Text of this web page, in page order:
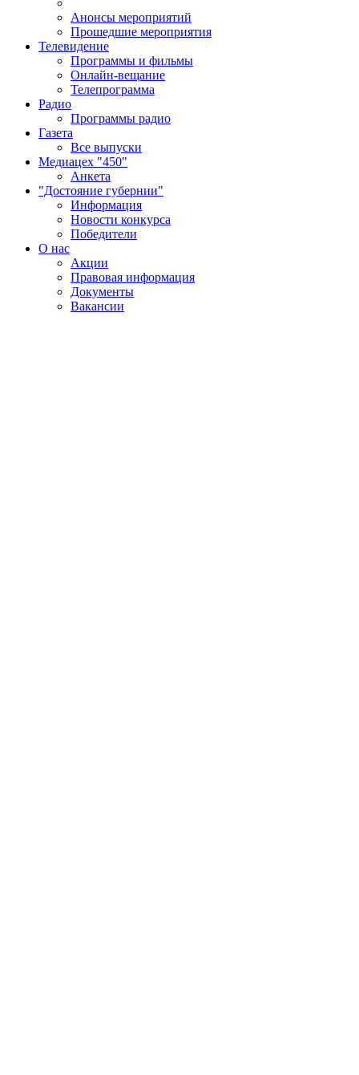
Анонсы мероприятий
Прошедшие мероприятия
Телевидение
Программы и фильмы
Онлайн-вещание
Телепрограмма
Радио
Программы радио
Газета
Все выпуски
Медиацех "450"
Анкета
"Достояние губернии"
Информация
Новости конкурса
Победители
О нас
Акции
Правовая информация
Документы
Вакансии